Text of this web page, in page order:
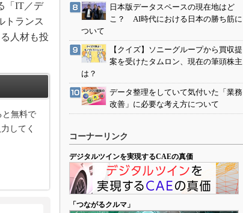
「IT／デ
トランス
人材も投
と無料で
してく
日本版データスペースの現在地はど
こ？ AI時代における日本の勝ち筋に
ついて
【クイズ】ソニーグループから買収提
案を受けたタムロン、現在の筆頭株主
は？
データ整理をしていて気付いた「業務
改善」に必要な考え方について
コーナーリンク
デジタルツインを実現するCAEの真価
「つながるクルマ」